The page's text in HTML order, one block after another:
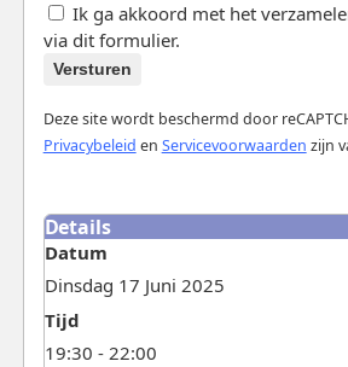
Ik ga akkoord met het
via dit formulier.
Versturen
Deze site wordt beschermd door
Privacybeleid en Servicevoorwaarden zijn
Details
Datum
Dinsdag 17 Juni 2025
Tijd
19:30 - 22:00